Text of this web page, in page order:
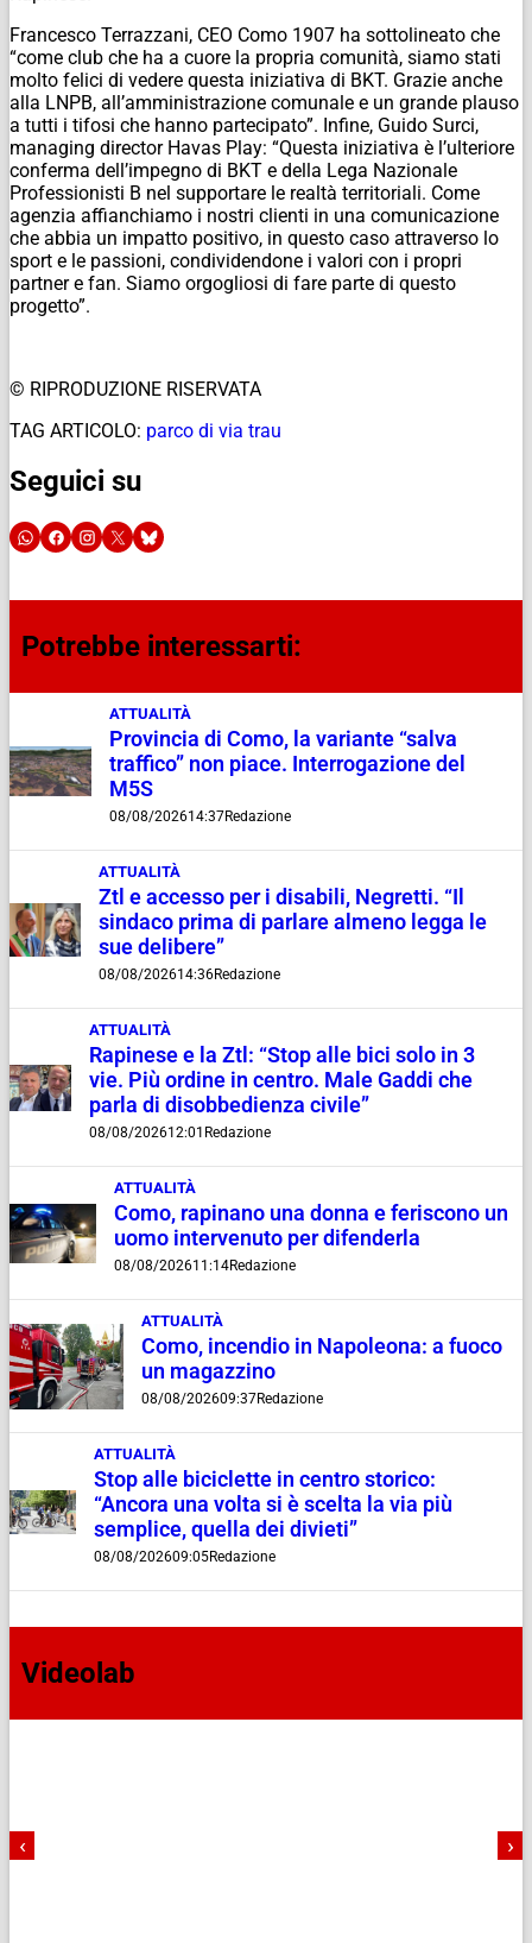
Francesco Terrazzani, CEO Como 1907 ha sottolineato che
“come club che ha a cuore la propria comunità, siamo stati
molto felici di vedere questa iniziativa di BKT. Grazie anche
alla LNPB, all’amministrazione comunale e un grande plauso
a tutti i tifosi che hanno partecipato”. Infine, Guido Surci,
managing director Havas Play: “Questa iniziativa è l’ulteriore
conferma dell’impegno di BKT e della Lega Nazionale
Professionisti B nel supportare le realtà territoriali. Come
agenzia affianchiamo i nostri clienti in una comunicazione
che abbia un impatto positivo, in questo caso attraverso lo
sport e le passioni, condividendone i valori con i propri
partner e fan. Siamo orgogliosi di fare parte di questo
progetto”.
© RIPRODUZIONE RISERVATA
TAG ARTICOLO: parco di via trau
Seguici su
Potrebbe interessarti:
ATTUALITÀ
Provincia di Como, la variante “salva
traffico” non piace. Interrogazione del
M5S
08/08/202614:37Redazione
ATTUALITÀ
Ztl e accesso per i disabili, Negretti. “Il
sindaco prima di parlare almeno legga le
sue delibere”
08/08/202614:36Redazione
ATTUALITÀ
Rapinese e la Ztl: “Stop alle bici solo in 3
vie. Più ordine in centro. Male Gaddi che
parla di disobbedienza civile”
08/08/202612:01 Redazione
ATTUALITÀ
Como, rapinano una donna e feriscono un
uomo intervenuto per difenderla
08/08/202611:14Redazione
ATTUALITÀ
Como, incendio in Napoleona: a fuoco
un magazzino
08/08/202609:37Redazione
ATTUALITÀ
Stop alle biciclette in centro storico:
“Ancora una volta si è scelta la via più
semplice, quella dei divieti”
08/08/202609:05Redazione
Videolab
‹ ›